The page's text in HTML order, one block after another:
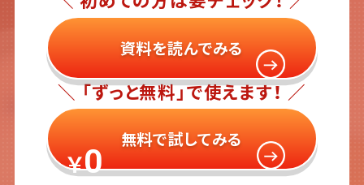
資料を読んでみる
＼ 「ずっと無料」で使えます！ ／
￥0
無料で試してみる